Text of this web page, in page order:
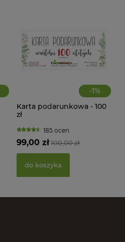
-1%
Karta podarunkowa - 100
zł
185 ocen
100,00 zł
99,00 zł
do koszyka